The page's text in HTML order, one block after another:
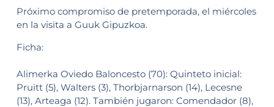
Próximo compromiso de pretemporada, el miércoles
en la visita a Guuk Gipuzkoa.
Ficha:
Alimerka Oviedo Baloncesto (70): Quinteto inicial:
Pruitt (5), Walters (3), Thorbjarnarson (14), Lecesne
(13), Arteaga (12). También jugaron: Comendador (8),